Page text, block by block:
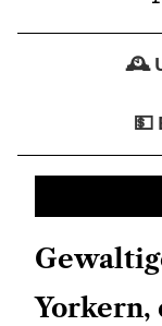
Yorkern,